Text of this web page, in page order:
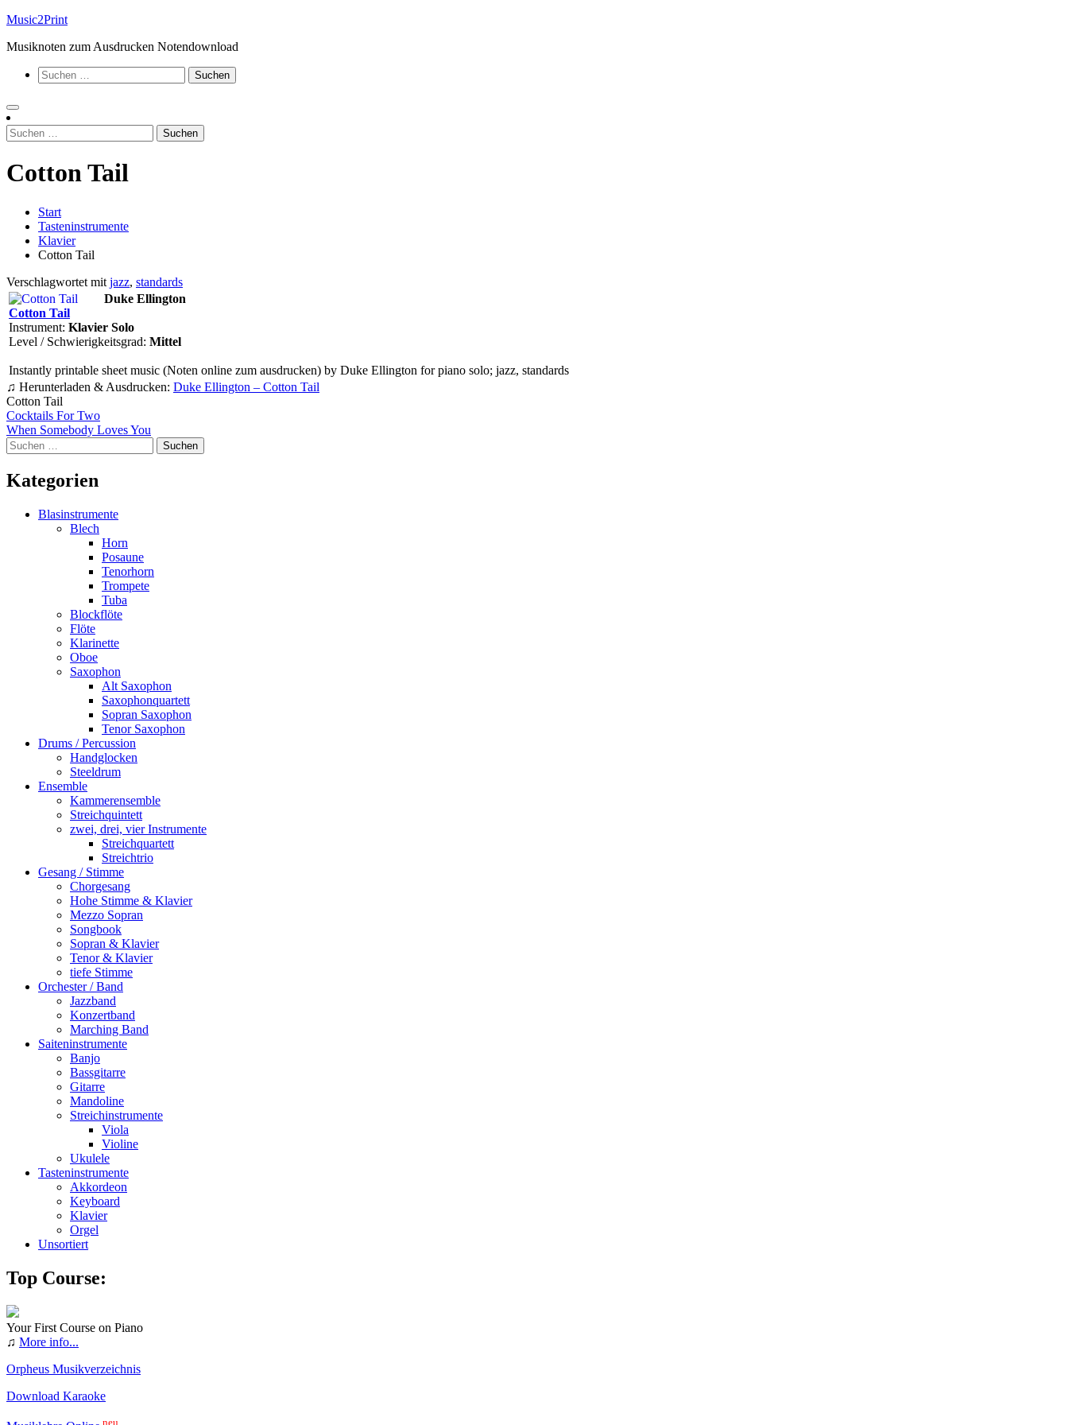
Zum
springen
Music2Print
Musiknoten zum Ausdrucken Notendownload
Suchen
nach:
Suchen
nach:
Cotton Tail
Start
Tasteninstrumente
Klavier
Cotton Tail
Verschlagwortet mit jazz, standards
Duke Ellington
Cotton Tail
Instrument: Klavier Solo
Level / Schwierigkeitsgrad: Mittel
Instantly printable sheet music (Noten online zum ausdrucken) by Duke Ellington for piano solo; jazz, standards
♫ Herunterladen & Ausdrucken: Duke Ellington – Cotton Tail
Cotton Tail
Beitragsnavigation
Cocktails For Two
When Somebody Loves You
Suchen
nach:
Kategorien
Blasinstrumente
Blech
Horn
Posaune
Tenorhorn
Trompete
Tuba
Blockflöte
Flöte
Klarinette
Oboe
Saxophon
Alt Saxophon
Saxophonquartett
Sopran Saxophon
Tenor Saxophon
Drums / Percussion
Handglocken
Steeldrum
Ensemble
Kammerensemble
Streichquintett
zwei, drei, vier Instrumente
Streichquartett
Streichtrio
Gesang / Stimme
Chorgesang
Hohe Stimme & Klavier
Mezzo Sopran
Songbook
Sopran & Klavier
Tenor & Klavier
tiefe Stimme
Orchester / Band
Jazzband
Konzertband
Marching Band
Saiteninstrumente
Banjo
Bassgitarre
Gitarre
Mandoline
Streichinstrumente
Viola
Violine
Ukulele
Tasteninstrumente
Akkordeon
Keyboard
Klavier
Orgel
Unsortiert
Top Course:
Your First Course on Piano
♫ More info...
Orpheus Musikverzeichnis
Download Karaoke
neu